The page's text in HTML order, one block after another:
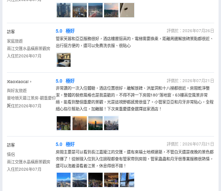
訪客
家庭旅遊
兩江交匯水晶橫廊景觀房
入住於2026年07月
5.0 極好
評價於：2026年07月26日
管家芙蓉和亞亞服務很好，酒店樓層挺高的，電梯需要換乘，距離周邊解放碑景點都很近、
出行挺方便的，還可以免費洗衣服、很貼心
Xiaoxiaocai。
與好友旅遊
曼哈頓天幕江景房-觀重慶伱
好
入住於2026年07月
5.0 極好
評價於：2026年07月21日
非常讚的一次入住體驗，酒店位置很好，離解放碑、洪崖洞和十八梯都很近。房間乾淨整
潔，整體的裝修風格也是我喜歡的，不得不誇一下房間180°落地窗，63樓高空風景非常
絕，能看到整個重慶的景觀，光是這視野都感覺很值了。小管家亞亞和月牙非常貼心，全程
細心指引幫助入住，加雞腿！下次來重慶還會選擇這家酒店！
訪客
情侶
兩江交匯水晶橫廊景觀房
入住於2026年07月
5.0 極好
評價於：2026年07月21日
房間主要是可以看到長江嘉陵江的交匯，還有來福士地標建築，不管白天還是夜晚的景色都
夯爆了！從辦理入住到入住過程都會有管家帶到房間，管家蟲蟲和月牙很專業服務很熱情，
還可以泡着澡看着江景，休息得很不錯！